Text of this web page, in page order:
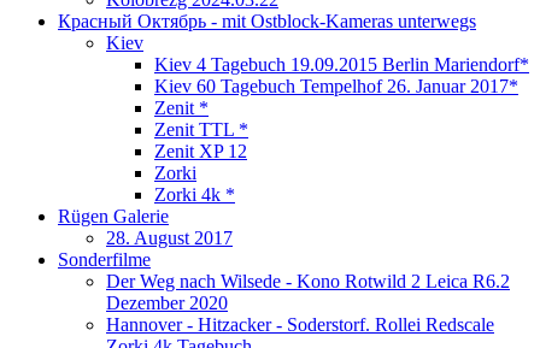
Красный Октябрь - mit Ostblock-Kameras unterwegs
Kiev
Kiev 4 Tagebuch 19.09.2015 Berlin Mariendorf*
Kiev 60 Tagebuch Tempelhof 26. Januar 2017*
Zenit *
Zenit TTL *
Zenit XP 12
Zorki
Zorki 4k *
Rügen Galerie
28. August 2017
Sonderfilme
Der Weg nach Wilsede - Kono Rotwild 2 Leica R6.2
Dezember 2020
Hannover - Hitzacker - Soderstorf. Rollei Redscale